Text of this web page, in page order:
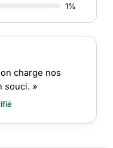
1%
charge nos
souci. »